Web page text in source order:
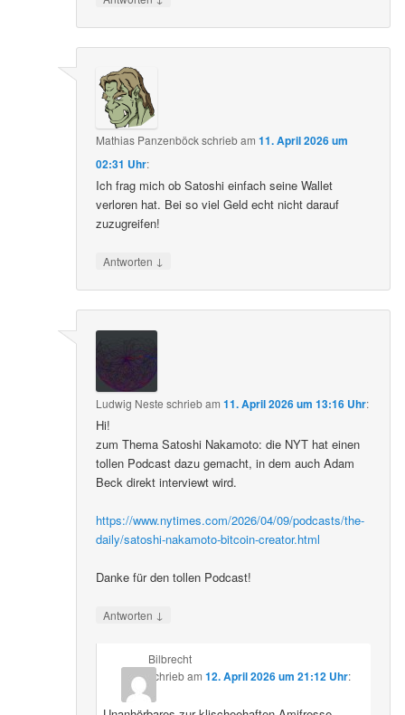
Mathias Panzenböckschriebam11. April 2026 um
02:31 Uhr:
Ich frag mich ob Satoshi einfach seine Wallet
verloren hat. Bei so viel Geld echt nicht darauf
zuzugreifen!
Antworten ↓
Ludwig Neste schriebam11. April 2026 um 13:16 Uhr:
Hi!
zum Thema Satoshi Nakamoto: die NYT hat einen
tollen Podcast dazu gemacht, in dem auch Adam
Beck direkt interviewt wird.
https://www.nytimes.com/2026/04/09/podcasts/the-
daily/satoshi-nakamoto-bitcoin-creator.html
Danke für den tollen Podcast!
Antworten ↓
Bilbrecht
schriebam 12. April 2026 um 21:12 Uhr: